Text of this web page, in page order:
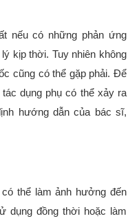
nếu có những phản ứng
kịp thời. Tuy nhiên không
cũng có thể gặp phải. Để
dụng phụ có thể xảy ra
hướng dẫn của bác sĩ,
thể làm ảnh hưởng đến
dụng đồng thời hoặc làm